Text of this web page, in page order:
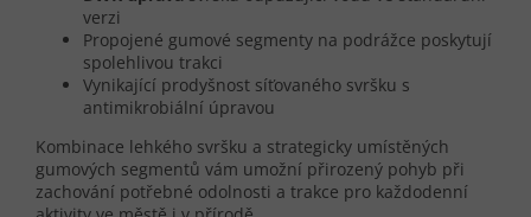
verzi
Propojené gumové segmenty na podrážce poskytují
spolehlivou trakci
Vynikající prodyšnost síťovaného svršku s
antimikrobiální úpravou
Kombinace lehkého svršku a strategicky umístěných
gumových segmentů vám umožní přirozený pohyb při
zachování potřebné odolnosti a trakce pro každodenní